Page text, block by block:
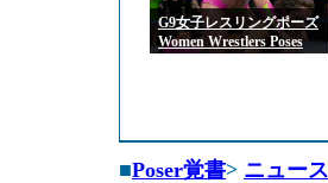
G9女子レスリングポーズ
Women Wrestlers Poses
■Poser覚書> ニュース